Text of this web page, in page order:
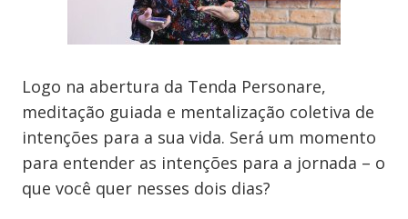
Logo na abertura da Tenda Personare,
meditação guiada e mentalização coletiva de
intenções para a sua vida. Será um momento
para entender as intenções para a jornada – o
que você quer nesses dois dias?